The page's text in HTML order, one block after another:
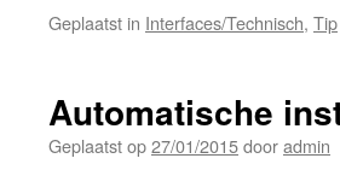
Geplaatst in Interfaces/Technisch, Tip
Automatische
Geplaatst op27/01/2015dooradmin